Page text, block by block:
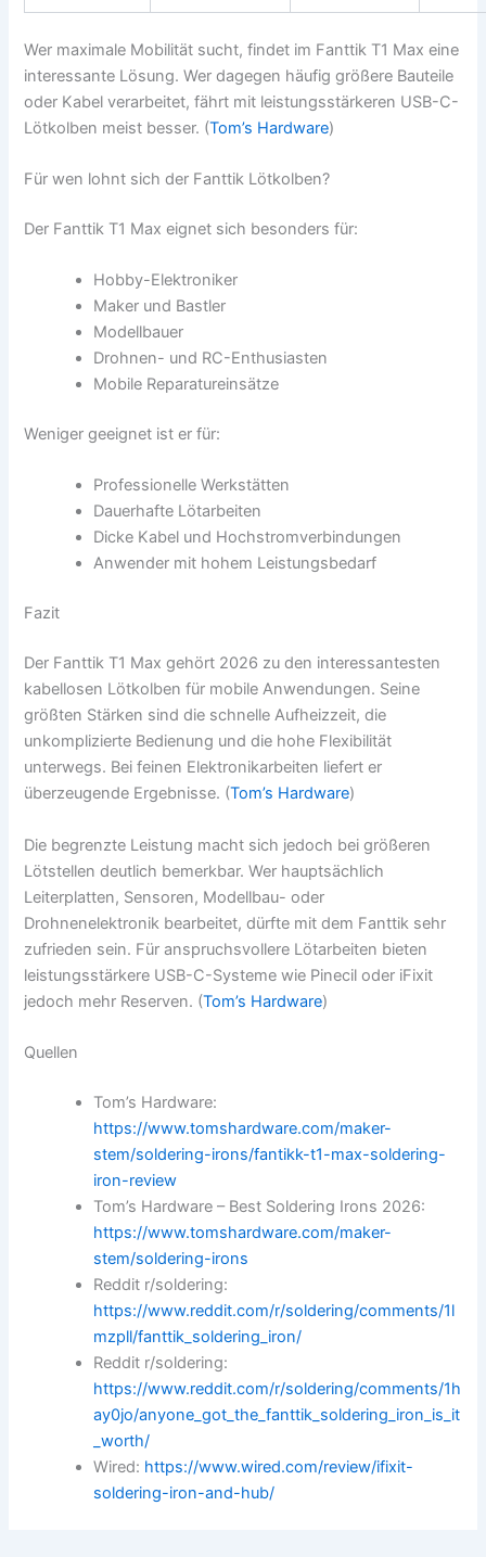
Wer maximale Mobilität sucht, findet im Fanttik T1 Max eine
interessante Lösung. Wer dagegen häufig größere Bauteile
oder Kabel verarbeitet, fährt mit leistungsstärkeren USB-C-
Lötkolben meist besser. (Tom’s Hardware)
Für wen lohnt sich der Fanttik Lötkolben?
Der Fanttik T1 Max eignet sich besonders für:
Hobby-Elektroniker
Maker und Bastler
Modellbauer
Drohnen- und RC-Enthusiasten
Mobile Reparatureinsätze
Weniger geeignet ist er für:
Professionelle Werkstätten
Dauerhafte Lötarbeiten
Dicke Kabel und Hochstromverbindungen
Anwender mit hohem Leistungsbedarf
Fazit
Der Fanttik T1 Max gehört 2026 zu den interessantesten
kabellosen Lötkolben für mobile Anwendungen. Seine
größten Stärken sind die schnelle Aufheizzeit, die
unkomplizierte Bedienung und die hohe Flexibilität
unterwegs. Bei feinen Elektronikarbeiten liefert er
überzeugende Ergebnisse. (Tom’s Hardware)
Die begrenzte Leistung macht sich jedoch bei größeren
Lötstellen deutlich bemerkbar. Wer hauptsächlich
Leiterplatten, Sensoren, Modellbau- oder
Drohnenelektronik bearbeitet, dürfte mit dem Fanttik sehr
zufrieden sein. Für anspruchsvollere Lötarbeiten bieten
leistungsstärkere USB-C-Systeme wie Pinecil oder iFixit
jedoch mehr Reserven. (Tom’s Hardware)
Quellen
Tom’s Hardware:
https://www.tomshardware.com/maker-
stem/soldering-irons/fantikk-t1-max-soldering-
iron-review
Tom’s Hardware – Best Soldering Irons 2026:
https://www.tomshardware.com/maker-
stem/soldering-irons
Reddit r/soldering:
https://www.reddit.com/r/soldering/comments/1l
mzpll/fanttik_soldering_iron/
Reddit r/soldering:
https://www.reddit.com/r/soldering/comments/1h
ay0jo/anyone_got_the_fanttik_soldering_iron_is_it
_worth/
Wired: https://www.wired.com/review/ifixit-
soldering-iron-and-hub/